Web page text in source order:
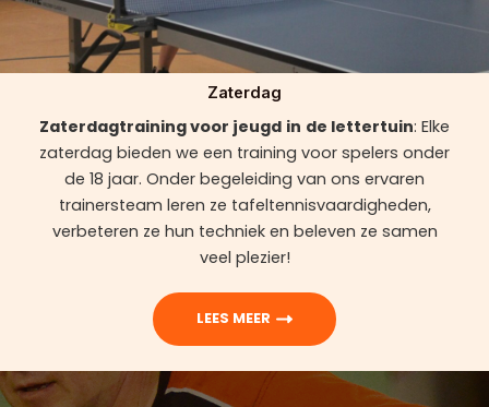
Zaterdag
Zaterdagtraining voor jeugd in de lettertuin: Elke
zaterdag bieden we een training voor spelers onder
de 18 jaar. Onder begeleiding van ons ervaren
trainersteam leren ze tafeltennisvaardigheden,
verbeteren ze hun techniek en beleven ze samen
veel plezier!
LEES MEER